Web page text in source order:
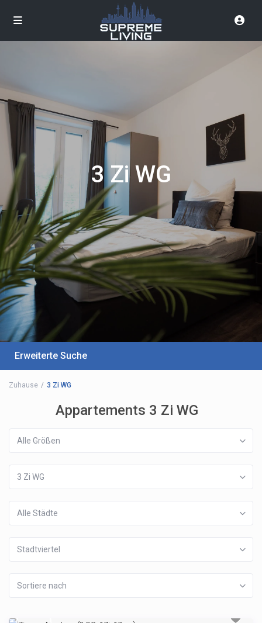
3 Zi WG
Erweiterte Suche
Zuhause 3 Zi WG
Appartements 3 Zi WG
Alle Größen
3 Zi WG
Alle Städte
Stadtviertel
Sortiere nach